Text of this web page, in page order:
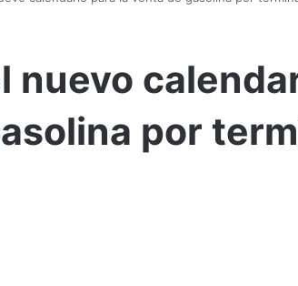
nuevo
por
electrónico